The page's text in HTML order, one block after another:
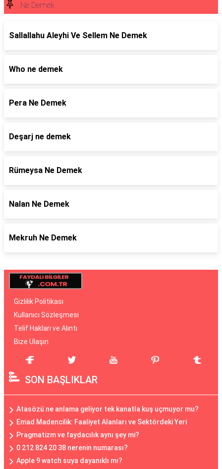
Ne Demek
Sallallahu Aleyhi Ve Sellem Ne Demek
Who ne demek
Pera Ne Demek
Deşarj ne demek
Rümeysa Ne Demek
Nalan Ne Demek
Mekruh Ne Demek
Gizlilik Politikası
Kullanıcı Sözleşmesi
Telif Hakları ve Alıntı
Bize Ulaşın
SON BAŞLIKLAR
Atasözü ne anlama geliyor tek kanatla kuş uçmuyor mu?
Emad Madencilik: Faaliyet Alanları ve Sektördeki Yeri
Pragmatizm ve faydacılık aynı şey mi?
0 212 824 20 38 nerenin numarası?
Apple 9 watch suya dayanıklı mı?